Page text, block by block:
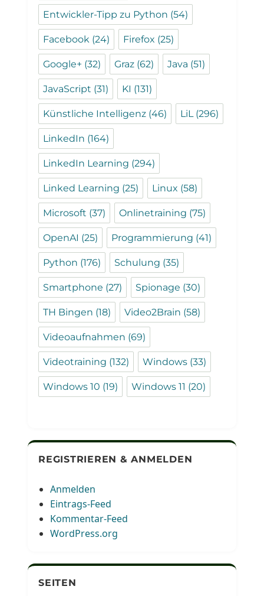
Entwickler-Tipp zu Python (54)
Facebook (24) Firefox (25)
Google+ (32) Graz (62) Java (51)
JavaScript (31) KI (131)
Künstliche Intelligenz (46) LiL(296)
LinkedIn (164)
LinkedIn Learning (294)
Linked Learning (25) Linux (58)
Microsoft (37) Onlinetraining (75)
OpenAI (25) Programmierung (41)
Python (176) Schulung (35)
Smartphone (27) Spionage (30)
TH Bingen (18) Video2Brain (58)
Videoaufnahmen (69)
Videotraining (132) Windows (33)
Windows 10 (19) Windows 11 (20)
REGISTRIEREN & ANMELDEN
Anmelden
Eintrags-Feed
Kommentar-Feed
WordPress.org
SEITEN